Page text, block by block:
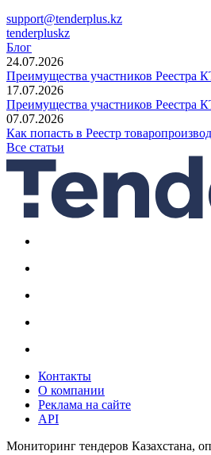
support@tenderplus.kz
tenderpluskz
Блог
24.07.2026
Преимущества участников
17.07.2026
Преимущества участников Реестра
07.07.2026
Как попасть в Реестр
Все статьи
Контакты
О компании
Реклама на сайте
API
Мониторинг тендеров Казахстана,